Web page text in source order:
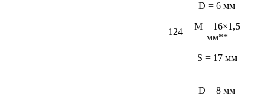
124
D = 6 мм
M = 16×1,5
мм**
S = 17 мм
D = 8 мм